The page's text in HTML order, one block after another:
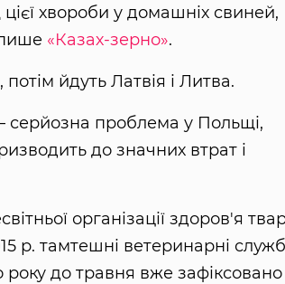
хвороби у домашніх свиней,
«Казах-зерно».
йдуть Латвія і Литва.
серйозна проблема у Польщі,
до значних втрат і
організації здоров'я
р. тамтешні ветеринарні
року до травня вже зафіксовано